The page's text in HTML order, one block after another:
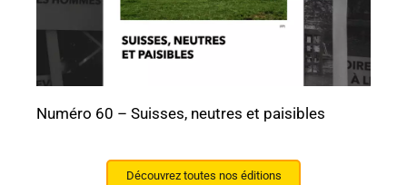
Numéro 60 – Suisses, neutres et paisibles
Découvrez toutes nos éditions